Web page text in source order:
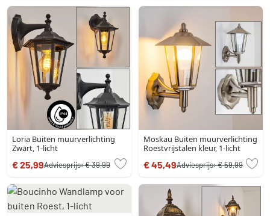
Loria Buiten muurverlichting
Zwart, 1-licht
€ 25,99Adviesprijs:€ 39,99
Moskau Buiten muurverlichting
Roestvrijstalen kleur, 1-licht
€ 45,49Adviesprijs:€ 59,99